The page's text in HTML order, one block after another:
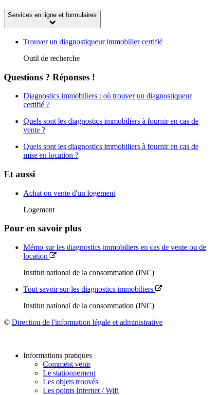
Services en ligne et formulaires
Trouver un diagnostiqueur immobilier certifié
Outil de recherche
Questions ? Réponses !
Diagnostics immobiliers : où trouver un diagnostiqueur
certifié ?
Quels sont les diagnostics immobiliers à fournir en cas de
vente ?
Quels sont les diagnostics immobiliers à fournir en cas de
mise en location ?
Et aussi
Achat ou vente d'un logement
Logement
Pour en savoir plus
Mémo sur les diagnostics immobiliers en cas de vente ou de
location
Institut national de la consommation (INC)
Tout savoir sur les diagnostics immobiliers
Institut national de la consommation (INC)
© Direction de l'information légale et administrative
Informations pratiques
Comment venir
Le stationnement
Les objets trouvés
Les points Internet / Wifi